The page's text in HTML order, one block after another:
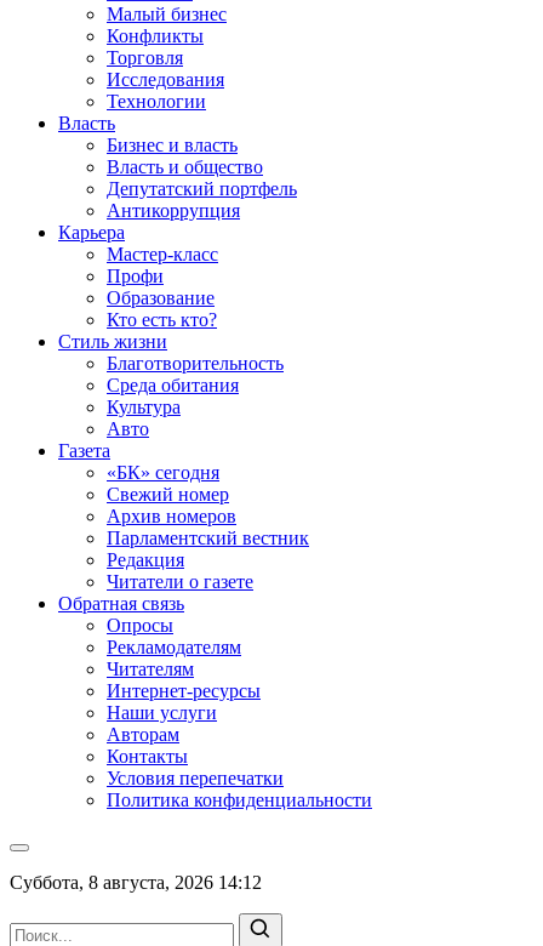
Малый бизнес
Конфликты
Торговля
Исследования
Технологии
Власть
Бизнес и власть
Власть и общество
Депутатский портфель
Антикоррупция
Карьера
Мастер-класс
Профи
Образование
Кто есть кто?
Стиль жизни
Благотворительность
Среда обитания
Культура
Авто
Газета
«БК» сегодня
Свежий номер
Архив номеров
Парламентский вестник
Редакция
Читатели о газете
Обратная связь
Опросы
Рекламодателям
Читателям
Интернет-ресурсы
Наши услуги
Авторам
Контакты
Условия перепечатки
Политика конфиденциальности
Суббота, 8 августа, 2026 14:12